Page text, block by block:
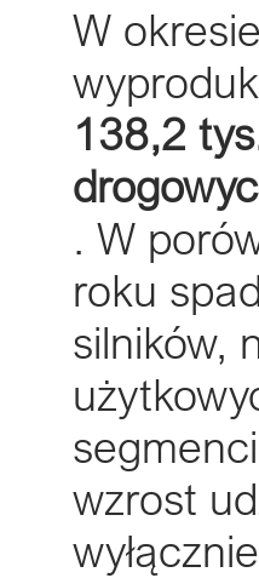
W okresie
138,2
. W
roku
silników,
wzrost